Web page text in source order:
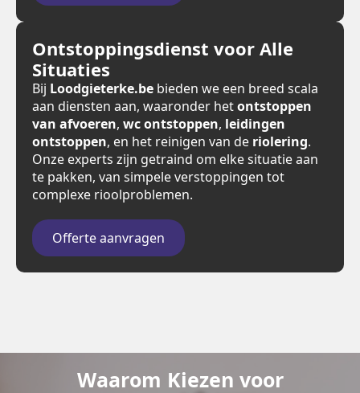
Ontstoppingsdienst voor Alle
Situaties
Bij Loodgieterke.be bieden we een breed scala
aan diensten aan, waaronder hetontstoppen
van afvoeren, wc ontstoppen, leidingen
ontstoppen, en het reinigen van de riolering.
Onze experts zijn getraind om elke situatie aan
te pakken, van simpele verstoppingen tot
complexe rioolproblemen.
Offerte aanvragen
Waarom Kiezen voor